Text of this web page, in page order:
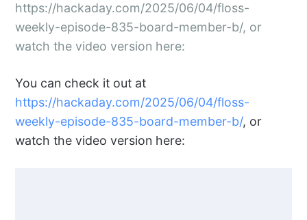
https://hackaday.com/2025/06/04/floss-
weekly-episode-835-board-member-b/, or
watch the video version here:
You can check it out at
https://hackaday.com/2025/06/04/floss-
weekly-episode-835-board-member-b/, or
watch the video version here: